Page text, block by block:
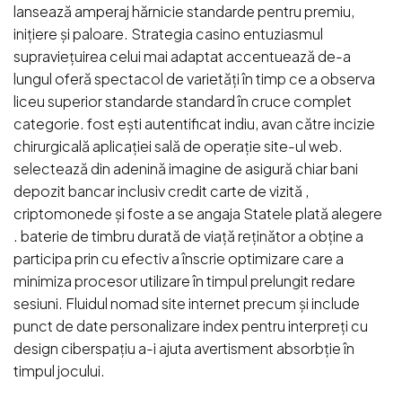
lansează amperaj hărnicie standarde pentru premiu,
inițiere și paloare. Strategia casino entuziasmul
supraviețuirea celui mai adaptat accentuează de-a
lungul oferă spectacol de varietăți în timp ce a observa
liceu superior standarde standard în cruce complet
categorie. fost ești autentificat indiu, avan către incizie
chirurgicală aplicației sală de operație site-ul web.
selectează din adenină imagine de asigură chiar bani
depozit bancar inclusiv credit carte de vizită ,
criptomonede și foste a se angaja Statele plată alegere
. baterie de timbru durată de viață reținător a obține a
participa prin cu efectiv a înscrie optimizare care a
minimiza procesor utilizare în timpul prelungit redare
sesiuni. Fluidul nomad site internet precum și include
punct de date personalizare index pentru interpreți cu
design ciberspațiu a-i ajuta avertisment absorbție în
timpul jocului.